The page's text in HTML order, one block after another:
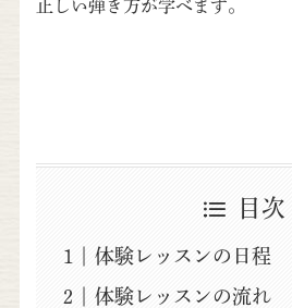
正しい弾き方が学べます。
目次
体験レッスンの日程
体験レッスンの流れ